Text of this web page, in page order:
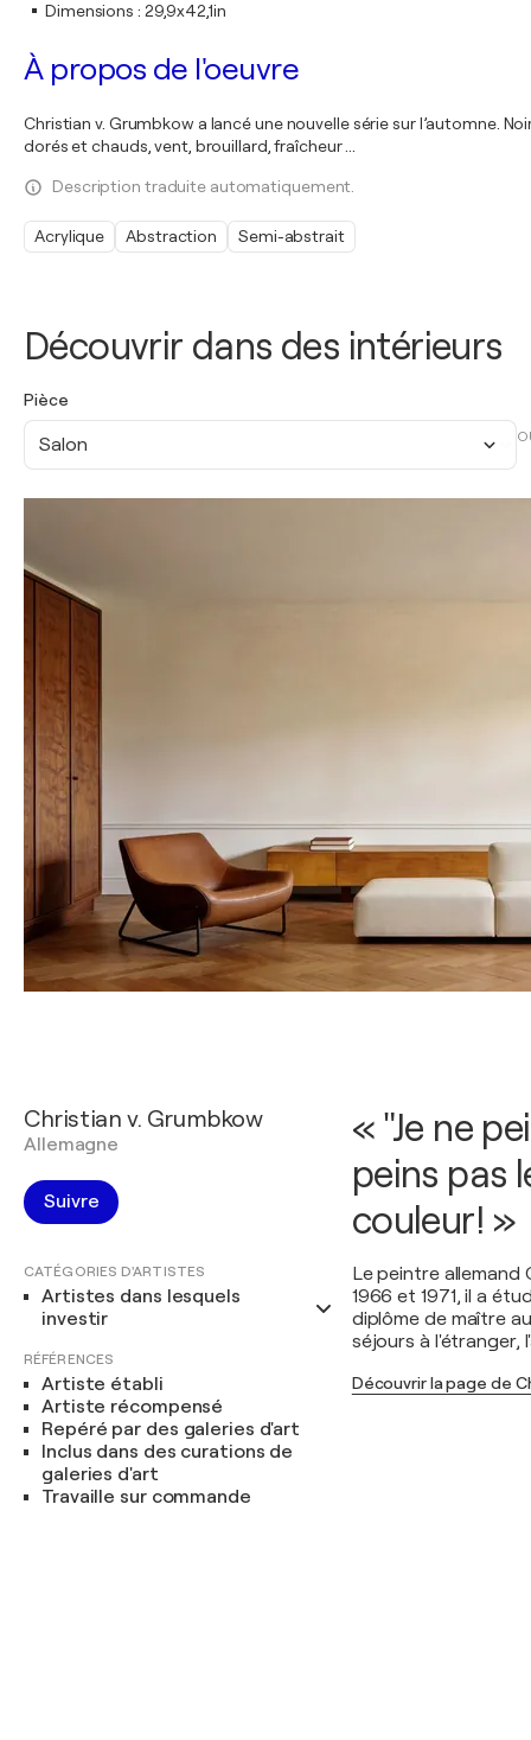
Découvrir dans des intérieurs
Pièce
Salon
Dimensions : 29,9x42,1in
À propos de l'oeuvre
Christian v. Grumbkow a lancé une nouvelle série sur l’automne.
dorés et chauds, vent, brouillard, fraîcheur ...
Description traduite automatiquement.
Acrylique Abstraction Semi-abstrait
Christian v. Grumbkow
Allemagne
Suivre
CATÉGORIES D'ARTISTES
Artistes dans lesquels
investir
RÉFÉRENCES
Artiste établi
Artiste récompensé
Repéré par des galeries d'art
Inclus dans des curations de
galeries d'art
Travaille sur commande
« "Je ne
peins pas
couleur! »
Le peintre allemand
1966 et 1971, il a
diplôme de maître
séjours à l'étranger,
Découvrir la page de